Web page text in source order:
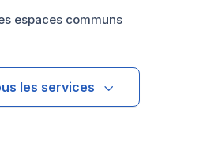
espaces communs
les services